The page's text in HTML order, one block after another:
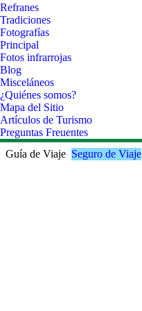
Refranes
Tradiciones
Fotografías
Principal
Fotos infrarrojas
Blog
Misceláneos
¿Quiénes somos?
Mapa del Sitio
Artículos de Turismo
Preguntas Freuentes
Guía de Viaje Seguro de Viaje